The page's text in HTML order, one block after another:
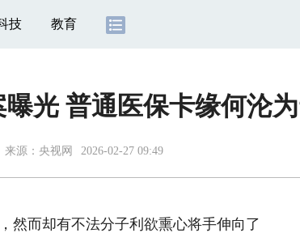
技 教育
光 普通医保卡缘何沦
来源： 央视网 2026-02-27 09:49
然而却有不法分子利欲熏心将手伸向了